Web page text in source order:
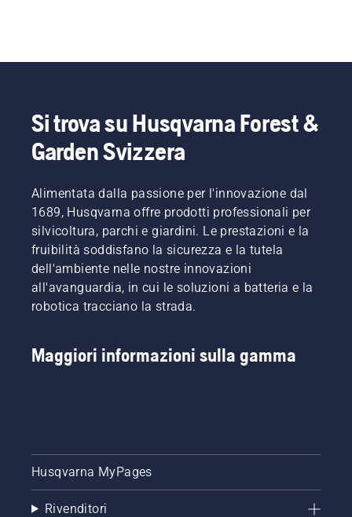
Si trova su Husqvarna Forest &
Garden Svizzera
Alimentata dalla passione per l'innovazione dal
1689, Husqvarna offre prodotti professionali per
silvicoltura, parchi e giardini. Le prestazioni e la
fruibilità soddisfano la sicurezza e la tutela
dell'ambiente nelle nostre innovazioni
all'avanguardia, in cui le soluzioni a batteria e la
robotica tracciano la strada.
Maggiori informazioni sulla gamma
Husqvarna MyPages
Rivenditori